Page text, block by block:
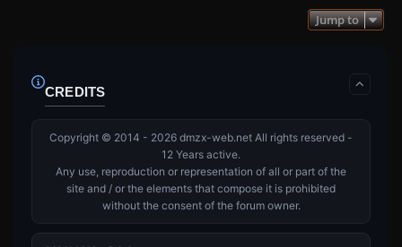
Jump to
CREDITS
Copyright © 2014 - 2026 dmzx-web.net All rights reserved -
12 Years active.
Any use, reproduction or representation of all or part of the
site and / or the elements that compose it is prohibited
without the consent of the forum owner.